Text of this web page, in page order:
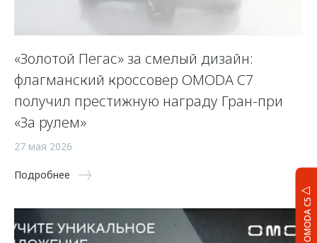
OMODA C5
«Золотой Пегас» за смелый дизайн:
флагманский кроссовер OMODA C7
получил престижную награду Гран-при
«За рулем»
27 мая 2026
Подробнее